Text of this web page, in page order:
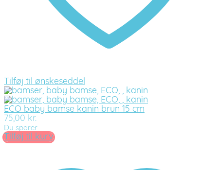
Tilføj til ønskeseddel
ECO baby bamse kanin brun 15 cm
75,00 kr.
Du sparer
Tilføj til kurv